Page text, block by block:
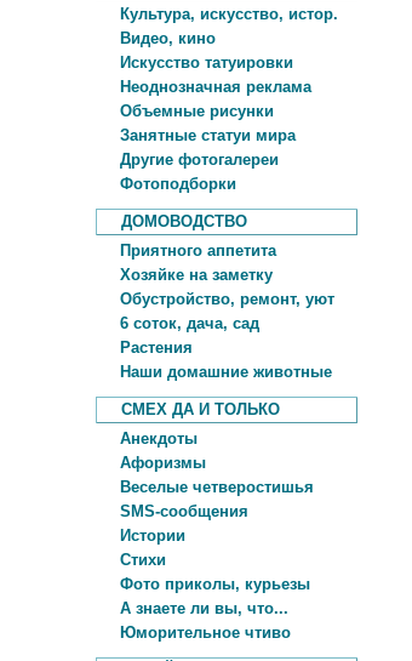
Культура, искусство, истор.
Видео, кино
Искусство татуировки
Неоднозначная реклама
Объемные рисунки
Занятные статуи мира
Другие фотогалереи
Фотоподборки
ДОМОВОДСТВО
Приятного аппетита
Хозяйке на заметку
Обустройство, ремонт, уют
6 соток, дача, сад
Растения
Наши домашние животные
СМЕХ ДА И ТОЛЬКО
Анекдоты
Афоризмы
Веселые четверостишья
SMS-сообщения
Истории
Стихи
Фото приколы, курьезы
А знаете ли вы, что...
Юморительное чтиво